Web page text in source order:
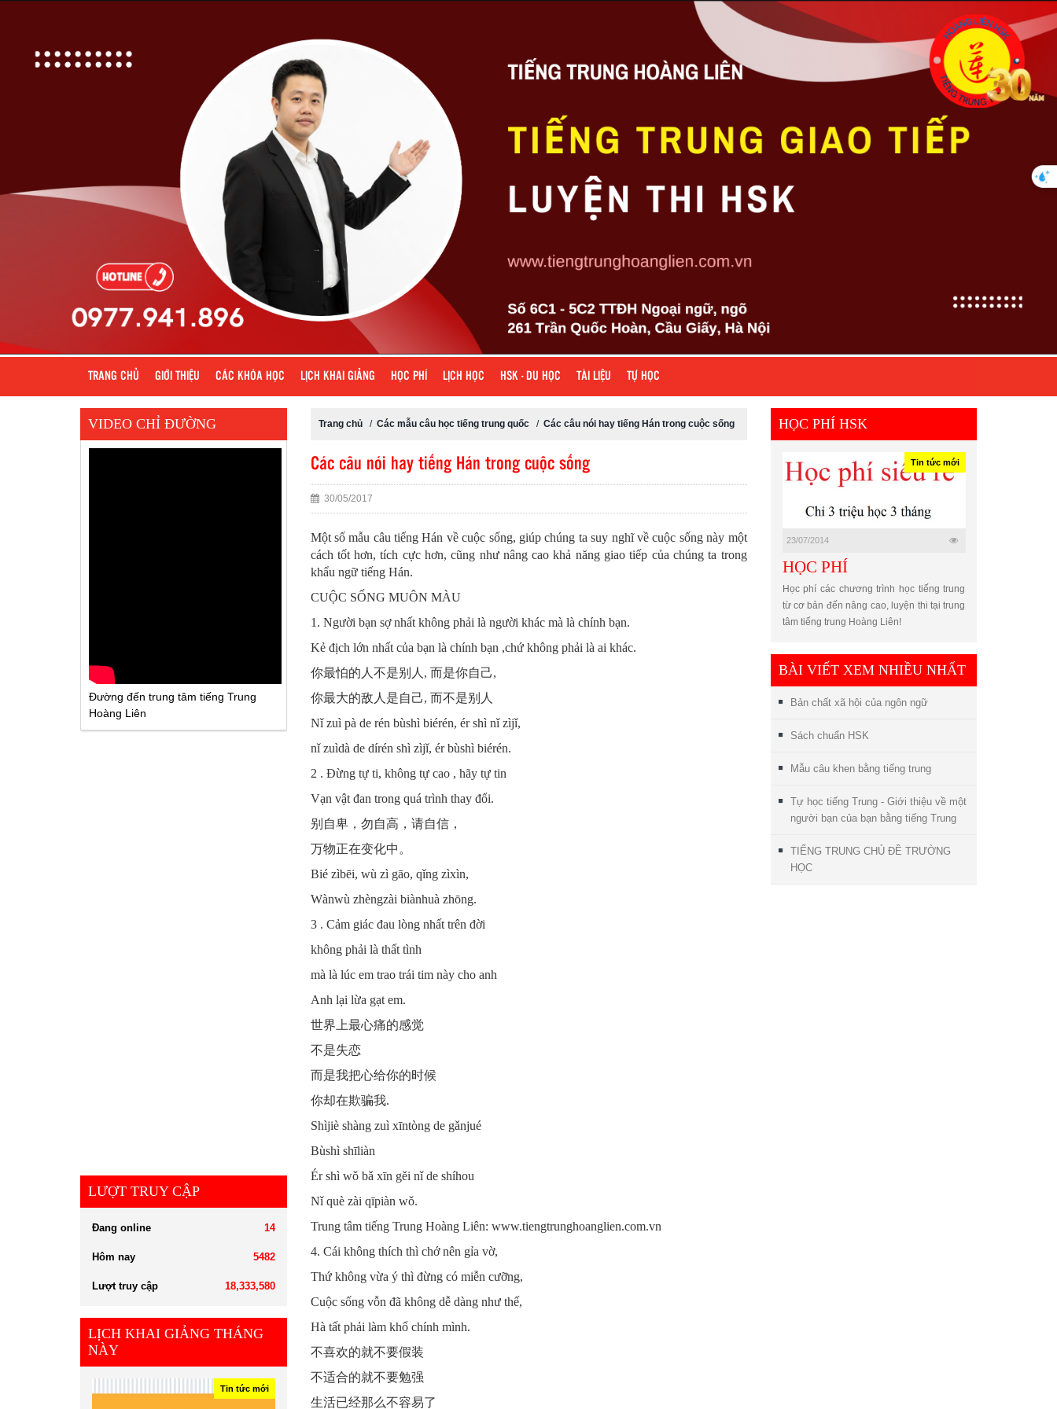
TRANG CHỦ GIỚI THIỆU CÁC KHÓA HỌC LỊCH KHAI GIẢNG HỌC PHÍ LỊCH HỌC HSK - DU HỌC TÀI LIỆU TỰ HỌC
VIDEO CHỈ ĐƯỜNG
Đường đến trung tâm tiếng Trung
Hoàng Liên
LƯỢT TRUY CẬP
Đang online 14
Hôm nay 5482
Lượt truy cập 18,333,580
LỊCH KHAI GIẢNG THÁNG
NÀY
Tin tức mới
Trang chủ/ Các mẫu câu học tiếng trung quốc/ Các câu nói hay tiếng Hán trong cuộc sống
Các câu nói hay tiếng Hán trong cuộc sống
30/05/2017
Một số mẫu câu tiếng Hán về cuộc sống, giúp chúng ta suy nghĩ về cuộc sống này một
cách tốt hơn, tích cực hơn, cũng như nâng cao khả năng giao tiếp của chúng ta trong
khẩu ngữ tiếng Hán.
CUỘC SỐNG MUÔN MÀU
1. Người bạn sợ nhất không phải là người khác mà là chính bạn.
Kẻ địch lớn nhất của bạn là chính bạn ,chứ không phải là ai khác.
你最怕的人不是别人, 而是你自己,
你最大的敌人是自己, 而不是别人
Nǐ zuì pà de rén bùshì biérén, ér shì nǐ zìjǐ,
nǐ zuìdà de dírén shì zìjǐ, ér bùshì biérén.
2 . Đừng tự ti, không tự cao , hãy tự tin
Vạn vật đan trong quá trình thay đổi.
别自卑，勿自高，请自信，
万物正在变化中。
Bié zìbēi, wù zì gāo, qǐng zìxìn,
Wànwù zhèngzài biànhuà zhōng.
3 . Cảm giác đau lòng nhất trên đời
không phải là thất tình
mà là lúc em trao trái tim này cho anh
Anh lại lừa gạt em.
世界上最心痛的感觉
不是失恋
而是我把心给你的时候
你却在欺骗我.
Shìjiè shàng zuì xīntòng de gǎnjué
Bùshì shīliàn
Ér shì wǒ bǎ xīn gěi nǐ de shíhou
Nǐ què zài qīpiàn wǒ.
Trung tâm tiếng Trung Hoàng Liên: www.tiengtrunghoanglien.com.vn
4. Cái không thích thì chớ nên gỉa vờ,
Thứ không vừa ý thì đừng có miễn cưỡng,
Cuộc sống vỗn đã không dễ dàng như thế,
Hà tất phải làm khổ chính mình.
不喜欢的就不要假装
不适合的就不要勉强
生活已经那么不容易了
HỌC PHÍ HSK
Tin tức mới
23/07/2014
HỌC PHÍ
Học phí các chương trình học tiếng trung
từ cơ bản đến nâng cao, luyện thi tại trung
tâm tiếng trung Hoàng Liên!
BÀI VIẾT XEM NHIỀU NHẤT
Bản chất xã hội của ngôn ngữ
Sách chuẩn HSK
Mẫu câu khen bằng tiếng trung
Tự học tiếng Trung - Giới thiệu về một
người bạn của bạn bằng tiếng Trung
TIẾNG TRUNG CHỦ ĐỀ TRƯỜNG
HỌC